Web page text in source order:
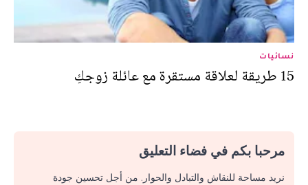
نسائيات
15 طريقة لعلاقة مستقرة مع عائلة زوجكِ
مرحبا بكم في فضاء التعليق
نريد مساحة للنقاش والتبادل والحوار. من أجل تحسين جودة